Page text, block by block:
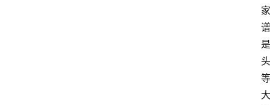
家
谱
是
头
等
大